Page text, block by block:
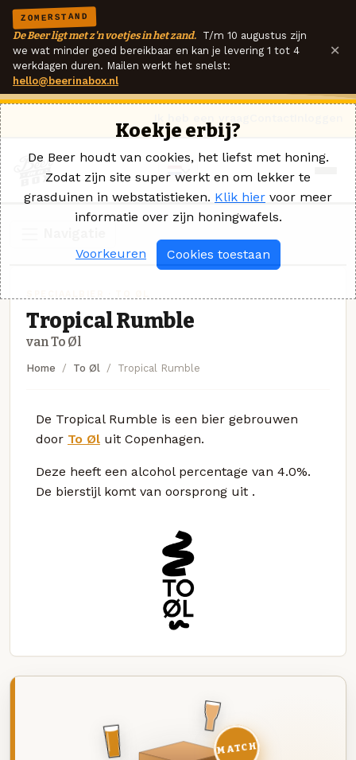
ZOMERSTAND
De Beer ligt met z'n voetjes in het zand. T/m 10 augustus zijn
we wat minder goed bereikbaar en kan je levering 1 tot 4
werkdagen duren. Mailen werkt het snelst:
hello@beerinabox.nl
×
Tropical Rumble
van To Øl
Home To Øl Tropical Rumble
De Tropical Rumble is een bier gebrouwen
door To Øl uit Copenhagen.
Deze heeft een alcohol percentage van 4.0%.
De bierstijl komt van oorsprong uit .
MATCH
Koekje erbij?
De Beer houdt van cookies, het liefst met honing.
Zodat zijn site super werkt en om lekker te
grasduinen in webstatistieken. Klik hier voor meer
informatie over zijn honingwafels.
Voorkeuren Cookies toestaan